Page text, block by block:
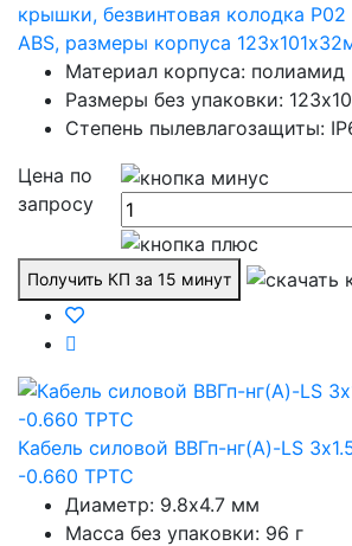
крышки, безвинтовая колодка
ABS, размеры корпуса
Материал корпуса: полиамид
Размеры без упаковки:
Степень пылевлагозащиты:
Цена по
запросу
Получить КП за 15 минут
Кабель силовой ВВГп-нг(А)-LS
-0.660 ТРТС
Диаметр: 9.8х4.7 мм
Масса без упаковки: 96 г